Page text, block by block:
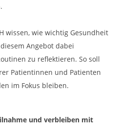
wissen, wie wichtig Gesundheit
Angebot dabei
zu reflektieren. So soll
Patientinnen und Patienten
im Fokus bleiben.
und verbleiben mit